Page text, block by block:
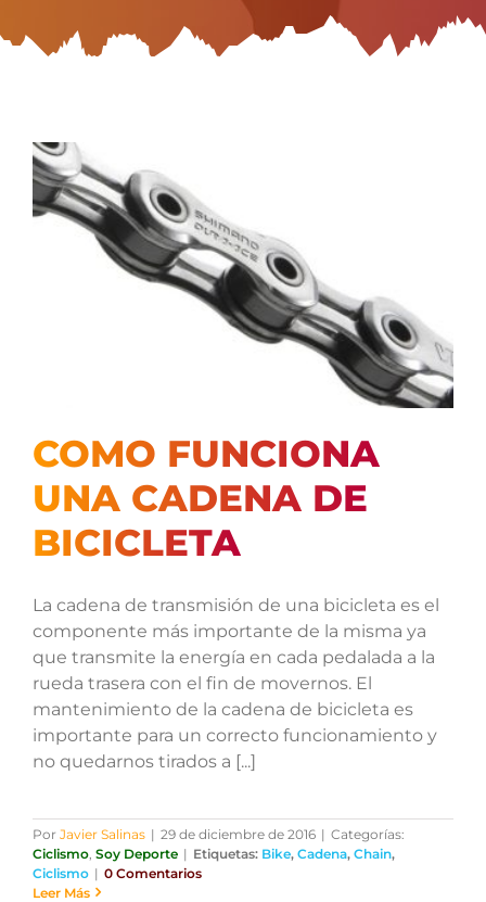
COMO FUNCIONA
UNA CADENA DE
BICICLETA
La cadena de transmisión de una bicicleta es el
componente más importante de la misma ya
que transmite la energía en cada pedalada a la
rueda trasera con el fin de movernos. El
mantenimiento de la cadena de bicicleta es
importante para un correcto funcionamiento y
no quedarnos tirados a [...]
Por Javier Salinas | 29 de diciembre de 2016 | Categorías:
Ciclismo, Soy Deporte | Etiquetas: Bike, Cadena, Chain,
Ciclismo | 0 Comentarios
Leer Más